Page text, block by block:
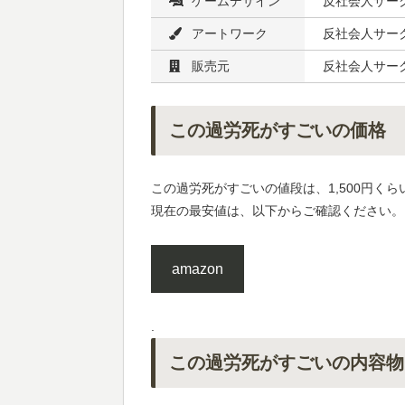
アートワーク 反社会人サー
販売元 反社会人サー
この過労死がすごいの価格
この過労死がすごいの値段は、1,500円くら
現在の最安値は、以下からご確認ください。
amazon
.
この過労死がすごいの内容物